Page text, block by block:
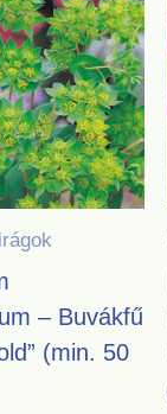
– Buvákfű
(min. 50